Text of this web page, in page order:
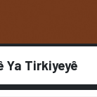
Ya Tirkiyeyê